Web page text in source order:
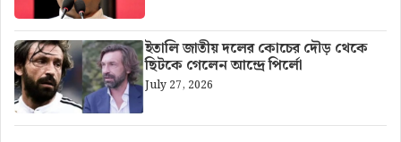
ইতালি জাতীয় দলের কোচের দৌড় থেকে
ছিটকে গেলেন আন্দ্রে পির্লো
July 27, 2026